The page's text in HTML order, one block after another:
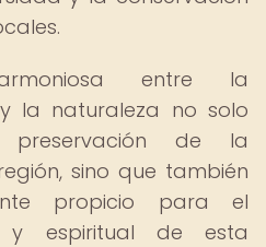
entre la
la naturaleza no solo
de la
sino que también
propicio para el
y espiritual de esta